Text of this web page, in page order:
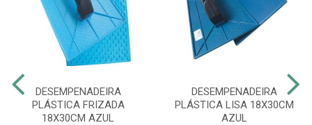
DESEMPENADEIRA
PLÁSTICA FRIZADA
18X30CM AZUL
DESEMPENADEIRA
PLÁSTICA LISA 18X30CM
AZUL